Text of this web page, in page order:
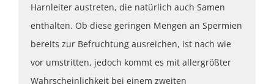
Harnleiter austreten, die natürlich auch Samen
enthalten. Ob diese geringen Mengen an Spermien
bereits zur Befruchtung ausreichen, ist nach wie
vor umstritten, jedoch kommt es mit allergrößter
Wahrscheinlichkeit bei einem zweiten